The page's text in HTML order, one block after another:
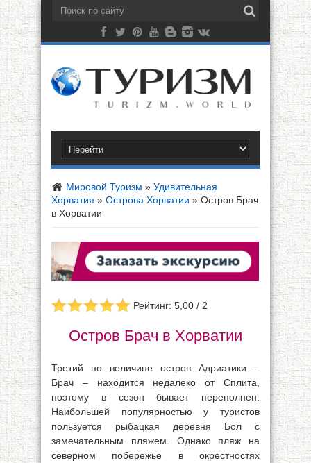
Мировой Туризм » Удивительная
Хорватия » Острова Хорватии » Остров Брач
в Хорватии
Рейтинг: 5,00 / 2
Остров Брач в Хорватии
Третий по величине остров Адриатики –
Брач – находится недалеко от Сплита,
поэтому в сезон бывает переполнен.
Наибольшей популярностью у туристов
пользуется рыбацкая деревня Бол с
замечательным пляжем. Однако пляж на
северном побережье в окрестностях